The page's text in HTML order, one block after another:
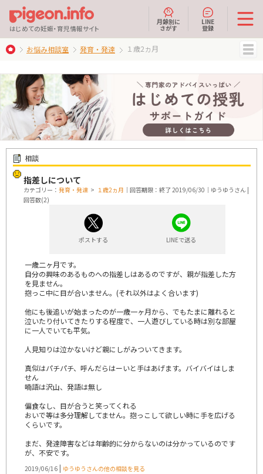
はじめての妊娠・育児情報サイト
月齢別に
さがす
LINE
登録
お悩み相談室 発育・発達 １歳2ヵ月
相談
指差しについて
カテゴリー： 発育・発達 > １歳2ヵ月 ｜回答期限：終了 2019/06/30｜ゆうゆうさん |
回答数(2)
ポストする LINEで送る
一歳二ヶ月です。
自分の興味のあるものへの指差しはあるのですが、親が指差した方
を見ません。
抱っこ中に目が合いません。(それ以外はよく合います)
他にも後追いが始まったのが一歳一ヶ月から、でもたまに離れると
泣いたり付いてきたりする程度で、一人遊びしている時は別な部屋
に一人でいても平気。
人見知りは泣かないけど親にしがみついてきます。
真似はパチパチ、呼んだらはーいと手はあげます。バイバイはしま
せん
喃語は沢山、発語は無し
偏食なし、目が合うと笑ってくれる
おいで等は多分理解してません。抱っこして欲しい時に手を広げる
くらいです。
まだ、発達障害などは年齢的に分からないのは分かっているのです
が、不安です。
2019/06/16 | ゆうゆうさんの他の相談を見る